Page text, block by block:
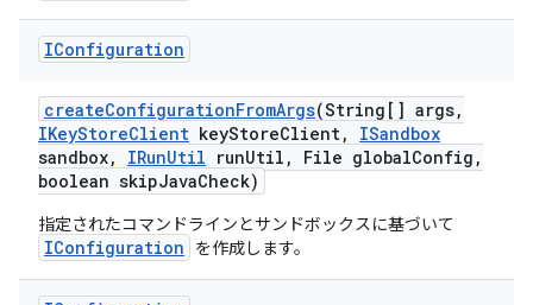
IConfiguration
createConfigurationFromArgs(String[] args,
IKeyStoreClient keyStoreClient,
ISandbox
sandbox, IRunUtil runUtil , File globalConfig ,
boolean skipJavaCheck)
指定されたコマンドラインとサンドボックスに基づいて
IConfiguration を作成します。